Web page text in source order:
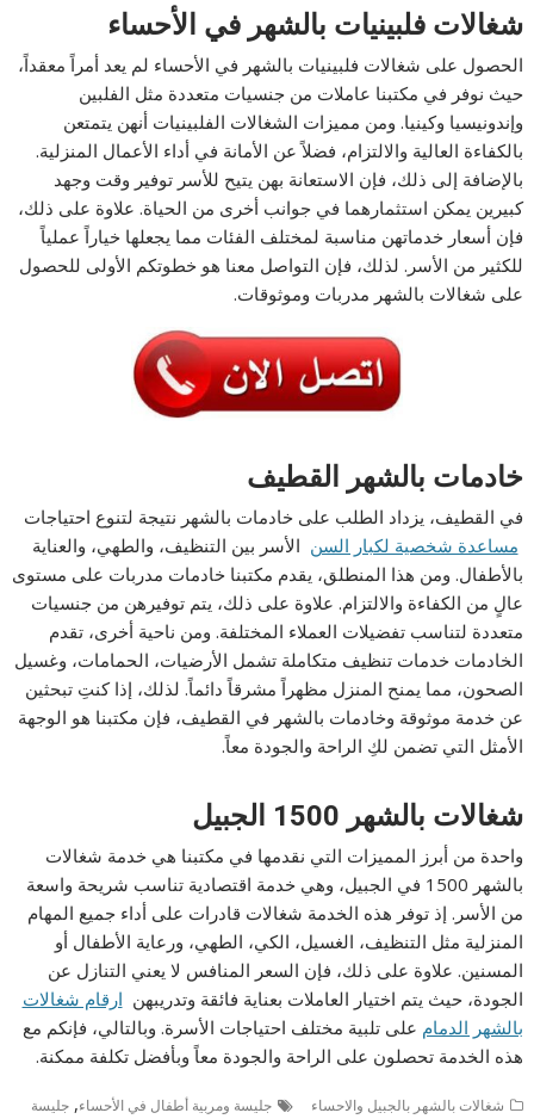
شغالات فلبينيات بالشهر في الأحساء
الحصول على شغالات فلبينيات بالشهر في الأحساء لم يعد أمراً معقداً،
حيث نوفر في مكتبنا عاملات من جنسيات متعددة مثل الفلبين
وإندونيسيا وكينيا. ومن مميزات الشغالات الفلبينيات أنهن يتمتعن
بالكفاءة العالية والالتزام، فضلاً عن الأمانة في أداء الأعمال المنزلية.
بالإضافة إلى ذلك، فإن الاستعانة بهن يتيح للأسر توفير وقت وجهد
كبيرين يمكن استثمارهما في جوانب أخرى من الحياة. علاوة على ذلك،
فإن أسعار خدماتهن مناسبة لمختلف الفئات مما يجعلها خياراً عملياً
للكثير من الأسر. لذلك، فإن التواصل معنا هو خطوتكم الأولى للحصول
على شغالات بالشهر مدربات وموثوقات.
خادمات بالشهر القطيف
في القطيف، يزداد الطلب على خادمات بالشهر نتيجة لتنوع احتياجات
مساعدة شخصية لكبار السن الأسر بين التنظيف، والطهي، والعناية
بالأطفال. ومن هذا المنطلق، يقدم مكتبنا خادمات مدربات على مستوى
عالٍ من الكفاءة والالتزام. علاوة على ذلك، يتم توفيرهن من جنسيات
متعددة لتناسب تفضيلات العملاء المختلفة. ومن ناحية أخرى، تقدم
الخادمات خدمات تنظيف متكاملة تشمل الأرضيات، الحمامات، وغسيل
الصحون، مما يمنح المنزل مظهراً مشرقاً دائماً. لذلك، إذا كنتِ تبحثين
عن خدمة موثوقة وخادمات بالشهر في القطيف، فإن مكتبنا هو الوجهة
الأمثل التي تضمن لكِ الراحة والجودة معاً.
شغالات بالشهر 1500 الجبيل
واحدة من أبرز المميزات التي نقدمها في مكتبنا هي خدمة شغالات
بالشهر 1500 في الجبيل، وهي خدمة اقتصادية تناسب شريحة واسعة
من الأسر. إذ توفر هذه الخدمة شغالات قادرات على أداء جميع المهام
المنزلية مثل التنظيف، الغسيل، الكي، الطهي، ورعاية الأطفال أو
المسنين. علاوة على ذلك، فإن السعر المنافس لا يعني التنازل عن
الجودة، حيث يتم اختيار العاملات بعناية فائقة وتدريبهن ارقام شغالات
بالشهر الدمام على تلبية مختلف احتياجات الأسرة. وبالتالي، فإنكم مع
هذه الخدمة تحصلون على الراحة والجودة معاً وبأفضل تكلفة ممكنة.
شغالات بالشهر بالجبيل والاحساء جليسة ومربية أطفال في الأحساء,جليسة